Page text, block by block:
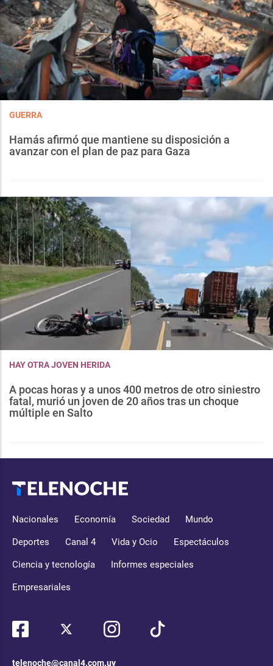
GUERRA
Hamás afirmó que mantiene su disposición a
avanzar con el plan de paz para Gaza
HAY OTRA JOVEN HERIDA
A pocas horas y a unos 400 metros de otro siniestro
fatal, murió un joven de 20 años tras un choque
múltiple en Salto
Nacionales Economía Sociedad Mundo
Deportes Canal 4 Vida y Ocio Espectáculos
Ciencia y tecnología Informes especiales
Empresariales
telenoche@canal4.com.uy